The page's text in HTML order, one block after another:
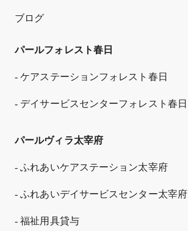
ブログ
パールフォレスト春日
- ケアステーションフォレスト春日
- デイサービスセンターフォレスト春日
パールヴィラ太宰府
- ふれあいケアステーション太宰府
- ふれあいデイサービスセンター太宰府
- 福祉用具貸与